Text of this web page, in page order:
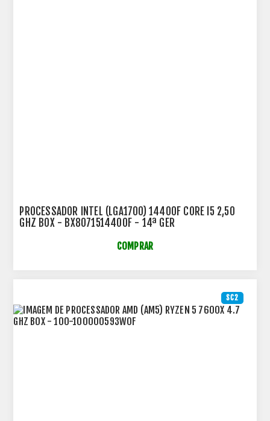
PROCESSADOR INTEL (LGA1700) 14400F CORE I5 2,50
GHZ BOX - BX8071514400F - 14ª GER
COMPRAR
SC2